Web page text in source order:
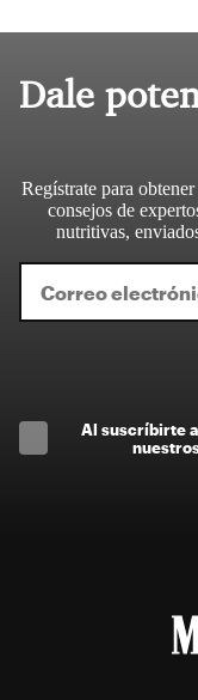
Dale
Regístrate para
consejos de
nutritivas,
Al suscríbirte